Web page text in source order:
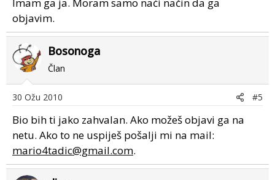
objavim.
Bosonoga
Član
30 Ožu 2010 #5
Bio bih ti jako zahvalan. Ako možeš objavi ga na
netu. Ako to ne uspiješ pošalji mi na mail:
mario4tadic@gmail.com.